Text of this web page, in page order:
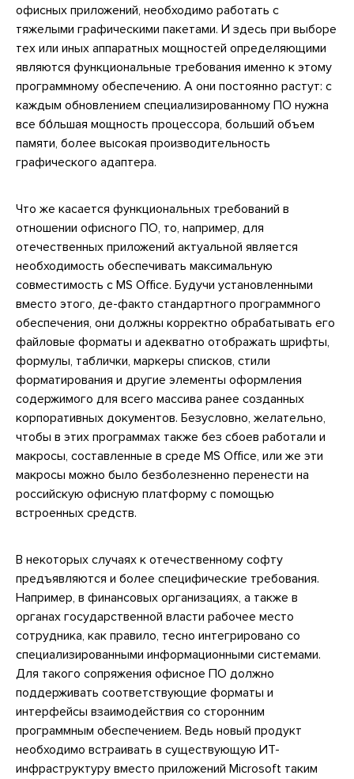
офисных приложений, необходимо работать с
тяжелыми графическими пакетами. И здесь при выборе
тех или иных аппаратных мощностей определяющими
являются функциональные требования именно к этому
программному обеспечению. А они постоянно растут: с
каждым обновлением специализированному ПО нужна
все бо́льшая мощность процессора, больший объем
памяти, более высокая производительность
графического адаптера.
Что же касается функциональных требований в
отношении офисного ПО, то, например, для
отечественных приложений актуальной является
необходимость обеспечивать максимальную
совместимость с MS Office. Будучи установленными
вместо этого, де-факто стандартного программного
обеспечения, они должны корректно обрабатывать его
файловые форматы и адекватно отображать шрифты,
формулы, таблички, маркеры списков, стили
форматирования и другие элементы оформления
содержимого для всего массива ранее созданных
корпоративных документов. Безусловно, желательно,
чтобы в этих программах также без сбоев работали и
макросы, составленные в среде MS Office, или же эти
макросы можно было безболезненно перенести на
российскую офисную платформу с помощью
встроенных средств.
В некоторых случаях к отечественному софту
предъявляются и более специфические требования.
Например, в финансовых организациях, а также в
органах государственной власти рабочее место
сотрудника, как правило, тесно интегрировано со
специализированными информационными системами.
Для такого сопряжения офисное ПО должно
поддерживать соответствующие форматы и
интерфейсы взаимодействия со сторонним
программным обеспечением. Ведь новый продукт
необходимо встраивать в существующую ИТ-
инфраструктуру вместо приложений Microsoft таким